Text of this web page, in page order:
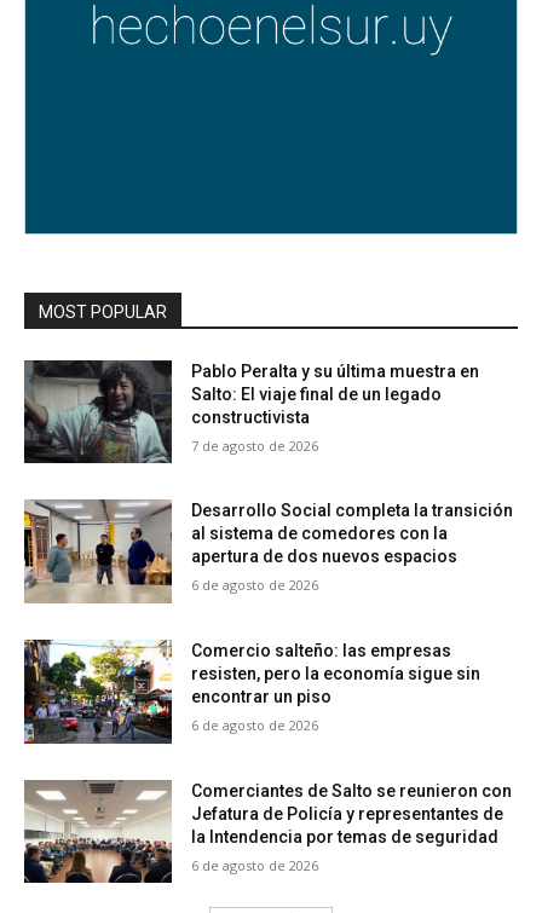
MOST POPULAR
Pablo Peralta y su última muestra en
Salto: El viaje final de un legado
constructivista
7 de agosto de 2026
Desarrollo Social completa la transición
al sistema de comedores con la
apertura de dos nuevos espacios
6 de agosto de 2026
Comercio salteño: las empresas
resisten, pero la economía sigue sin
encontrar un piso
6 de agosto de 2026
Comerciantes de Salto se reunieron con
Jefatura de Policía y representantes de
la Intendencia por temas de seguridad
6 de agosto de 2026